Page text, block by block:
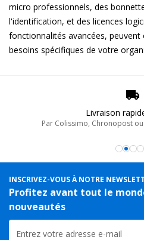
micro professionnels, des
l'identification, et des licences
fonctionnalités avancées,
besoins spécifiques de votre
Livraison
Par Colissimo, Chronopost
INSCRIVEZ-VOUS À NOTRE
Profitez avant tout le
nouveautés